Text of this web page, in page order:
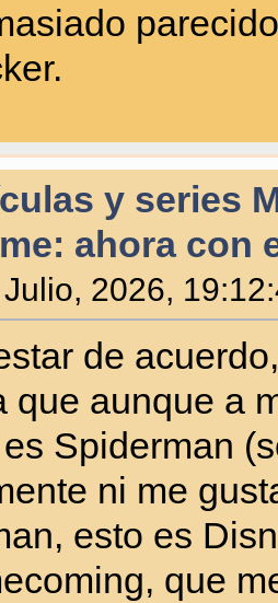
y series
ahora con
2026,
de
que aunque a
Spiderman
ni me
esto es
que